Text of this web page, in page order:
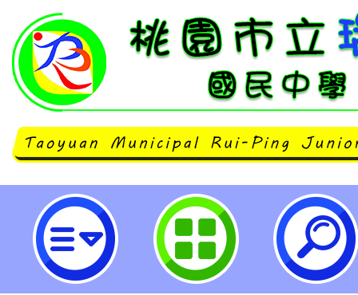
113年教育部國民及學前教育署教
教學-「上一堂好課」-桃園市立瑞